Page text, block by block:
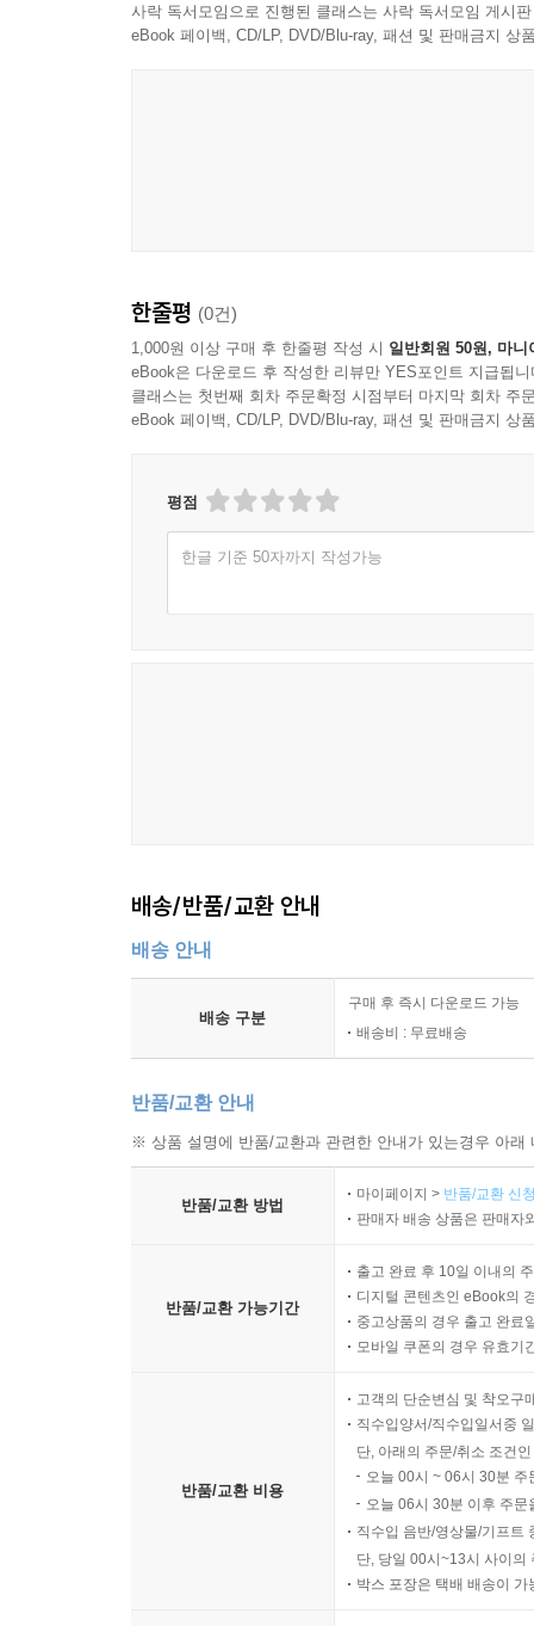
5장 버섯의 교배와 계통 작성
6장 선발과 평가의 기초
선발 대상 형질의 설정
생육 특성의 비교 관찰
수량 관련 형질의 평가
환경 반응의 비교 기준
선발 기준의 정리와 적용
실험 목적의 설정
처리구와 대조구의 구성
재현성과 반복의 원리
배양 환경의 통제
9장 품종 판별과 특성 검정
품종 특성의 구분 기준
형질의 일관성과 안정성 검토
10장 버섯 육종의 정리와 문서화
육종 과정의 단계별 기록
사락 독서모임으로 진행된 클래스는 사락 독서모임 게시
eBook 페이백, CD/LP, DVD/Blu-ray, 패션 및 판매금지 상
한줄평 (0건)
1,000원 이상 구매 후 한줄평 작성 시 일반회원 50원, 마니
eBook은 다운로드 후 작성한 리뷰만 YES포인트 지급됩니
클래스는 첫번째 회차 주문확정 시점부터 마지막 회차 주
eBook 페이백, CD/LP, DVD/Blu-ray, 패션 및 판매금지 상
평점
한글 기준 50자까지 작성가능
배송/반품/교환 안내
배송 안내
배송 구분
구매 후 즉시 다운로드 가능
배송비 : 무료배송
반품/교환 안내
※ 상품 설명에 반품/교환과 관련한 안내가 있는경우 아
반품/교환 방법
마이페이지 > 반품/교환 신
판매자 배송 상품은 판매자
반품/교환 가능기간
출고 완료 후 10일 이내의
디지털 콘텐츠인 eBook의
중고상품의 경우 출고 완료
모바일 쿠폰의 경우 유효기
반품/교환 비용
고객의 단순변심 및 착오구
직수입양서/직수입일서중
단, 아래의 주문/취소 조건
오늘 00시 ~ 06시 30분
오늘 06시 30분 이후 주
직수입 음반/영상물/기프트
단, 당일 00시~13시 사이의
박스 포장은 택배 배송이